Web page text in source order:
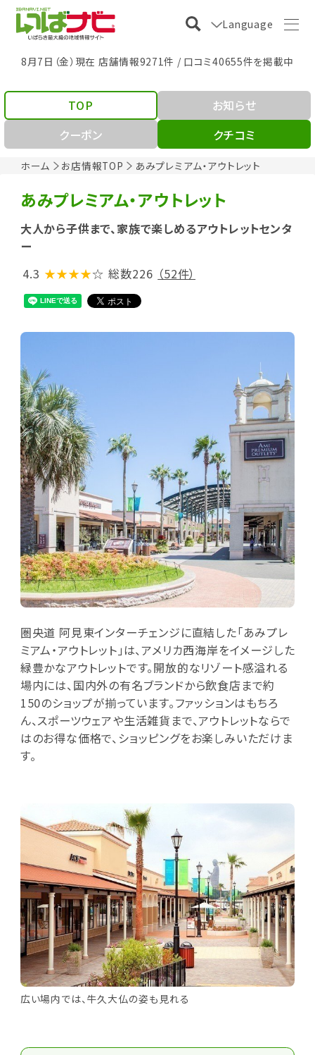
Language
8月7日（金）現在 店舗情報9271件 / 口コミ40655件を掲載中
ホーム お店情報TOP あみプレミアム・アウトレット
TOP
お知らせ
クーポン
クチコミ
あみプレミアム・アウトレット
大人から子供まで、家族で楽しめるアウトレットセンタ
ー
4.3 ★★★★☆ 総数226 （52件）
圏央道 阿見東インターチェンジに直結した「あみプレ
ミアム・アウトレット」は、アメリカ西海岸をイメージした
緑豊かなアウトレットです。開放的なリゾート感溢れる
場内には、国内外の有名ブランドから飲食店まで約
150のショップが揃っています。ファッションはもちろ
ん、スポーツウェアや生活雑貨まで、アウトレットならで
はのお得な価格で、ショッピングをお楽しみいただけま
す。
広い場内では、牛久大仏の姿も見れる